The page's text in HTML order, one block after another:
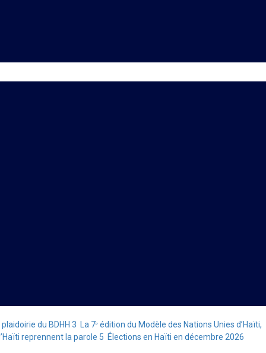
du BDHH 3
La 7ᵉ édition du Modèle des Nations Unies d’Haïti,
reprennent la parole 5 Élections en Haïti en décembre 2026